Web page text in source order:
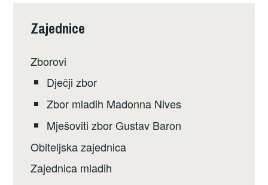
Zajednice
Zborovi
Dječji zbor
Zbor mladih Madonna Nives
Mješoviti zbor Gustav Baron
Obiteljska zajednica
Zajednica mladih